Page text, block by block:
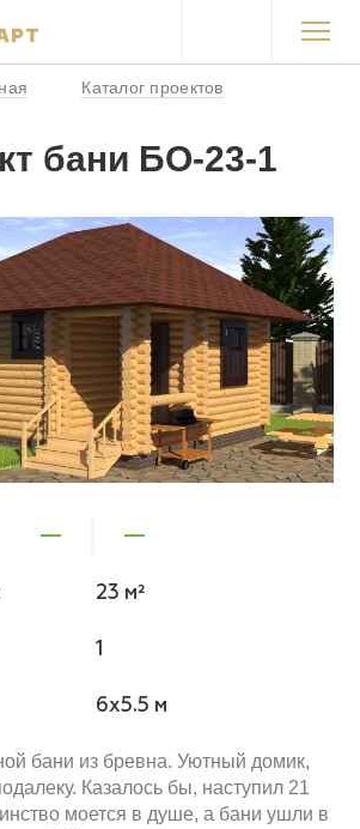
Каталог проектов
бани БО-23-1
23 м²
1
6x5.5 м
бани из бревна. Уютный домик,
Казалось бы, наступил 21
моется в душе, а бани ушли в